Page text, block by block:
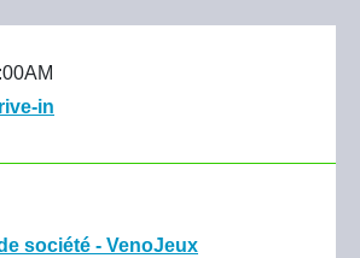
in
société - VenoJeux